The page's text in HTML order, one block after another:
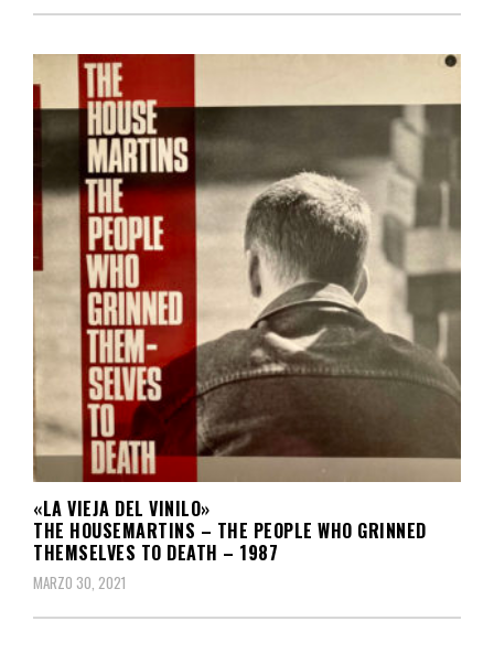
«LA VIEJA DEL VINILO»
THE HOUSEMARTINS – THE PEOPLE WHO GRINNED
THEMSELVES TO DEATH – 1987
MARZO 30, 2021